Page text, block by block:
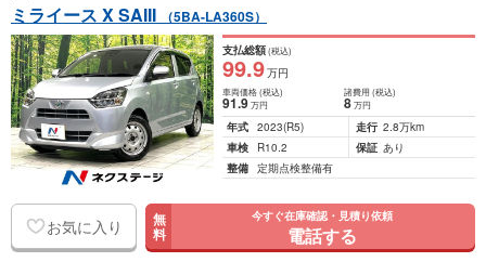
ミライース X SAIII （5BA-LA360S）
支払総額(税込)
99.9万円
車両価格(税込)
91.9万円
諸費用 (税込)
8 万円
年式 2023(R5) 走行 2.8万km
車検
R10.2 保証 あり
整備 定期点検整備有
お気に入り 無
料
今すぐ在庫確認・見積り依頼
電話する